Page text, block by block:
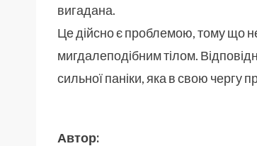
вигадана.
Це дійсно є проблемою, тому що
мигдалеподібним тілом.
сильної паніки, яка в свою чергу
Автор: